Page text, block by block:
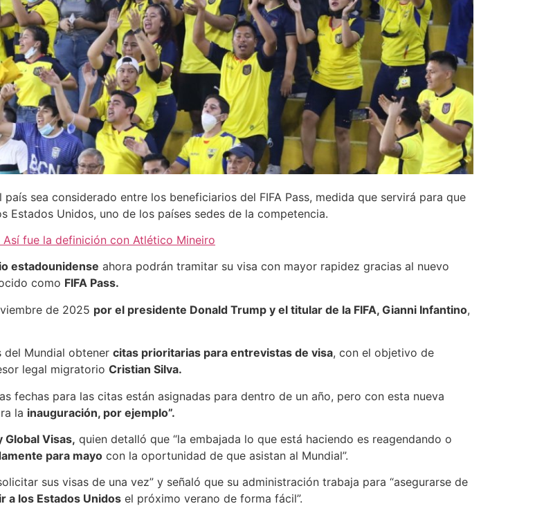
país sea considerado entre los beneficiarios del FIFA Pass, medida que servirá para que
Estados Unidos, uno de los países sedes de la competencia.
fue la definición con Atlético Mineiro
estadounidense ahora podrán tramitar su visa con mayor rapidez gracias al nuevo
como FIFA Pass.
de 2025 por el presidente Donald Trump y el titular de la FIFA, Gianni Infantino,
del Mundial obtener citas prioritarias para entrevistas de visa, con el objetivo de
legal migratorio Cristian Silva.
fechas para las citas están asignadas para dentro de un año, pero con esta nueva
la inauguración, por ejemplo”.
Global Visas, quien detalló que “la embajada lo que está haciendo es reagendando o
para mayo con la oportunidad de que asistan al Mundial”.
sus visas de una vez” y señaló que su administración trabaja para “asegurarse de
a los Estados Unidos el próximo verano de forma fácil”.